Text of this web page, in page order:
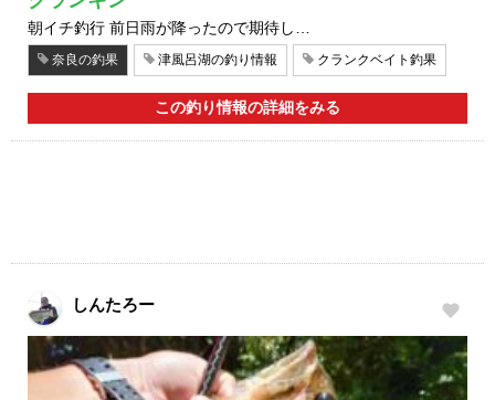
朝イチ釣行 前日雨が降ったので期待し…
奈良の釣果 津風呂湖の釣り情報 クランクベイト釣果
この釣り情報の詳細をみる
しんたろー